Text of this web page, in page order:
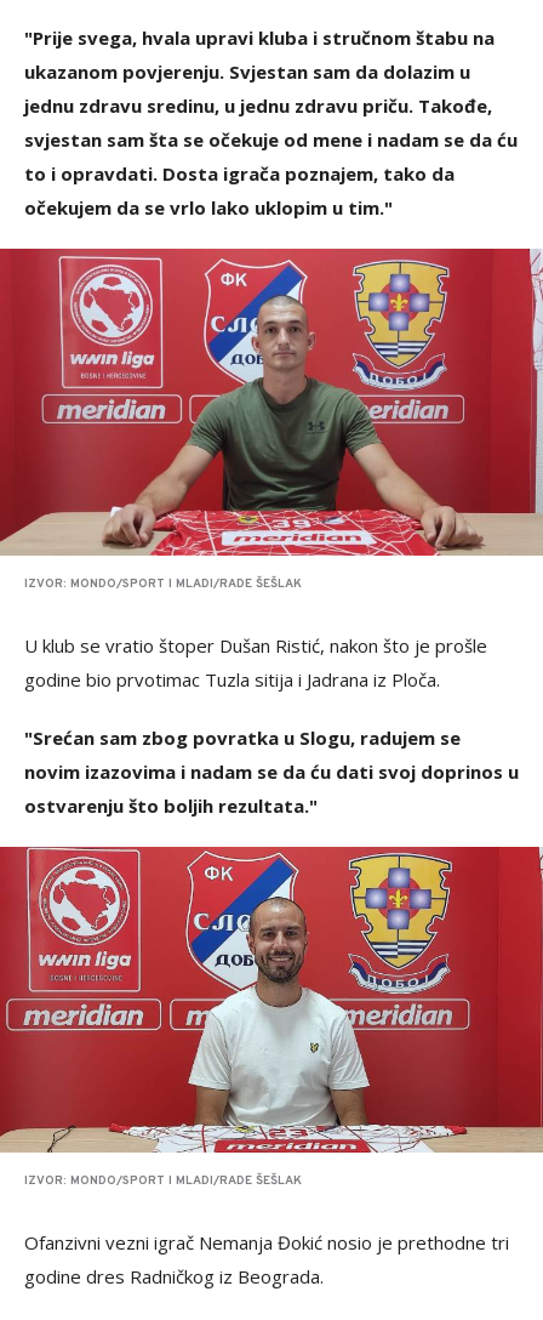
"Prije svega, hvala upravi kluba i stručnom štabu na
ukazanom povjerenju. Svjestan sam da dolazim u
jednu zdravu sredinu, u jednu zdravu priču. Takođe,
svjestan sam šta se očekuje od mene i nadam se da ću
to i opravdati. Dosta igrača poznajem, tako da
očekujem da se vrlo lako uklopim u tim."
IZVOR: MONDO/SPORT I MLADI/RADE ŠEŠLAK
U klub se vratio štoper Dušan Ristić, nakon što je prošle
godine bio prvotimac Tuzla sitija i Jadrana iz Ploča.
"Srećan sam zbog povratka u Slogu, radujem se
novim izazovima i nadam se da ću dati svoj doprinos u
ostvarenju što boljih rezultata."
IZVOR: MONDO/SPORT I MLADI/RADE ŠEŠLAK
Ofanzivni vezni igrač Nemanja Đokić nosio je prethodne tri
godine dres Radničkog iz Beograda.